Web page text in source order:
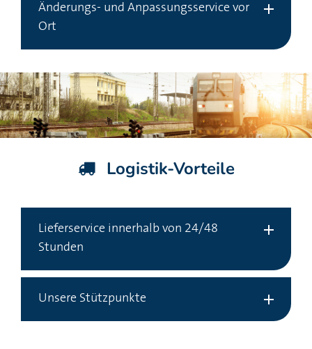
Änderungs- und Anpassungsservice vor
Ort
Logistik-Vorteile
Lieferservice innerhalb von 24/48
Stunden
Unsere Stützpunkte